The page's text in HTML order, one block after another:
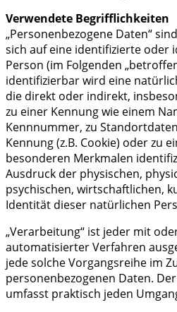
Verwendete Begrifflichkeiten
„Personenbezogene Daten“
sich auf eine identifizierte oder
Person (im Folgenden
identifizierbar wird eine
die direkt oder indirekt,
zu einer Kennung wie einem
Kennnummer, zu
Kennung (z.B. Cookie) oder zu
besonderen Merkmalen
Ausdruck der physischen,
psychischen, wirtschaftlichen,
Identität dieser natürlichen
„Verarbeitung“ ist jeder mit
automatisierter Verfahren
jede solche Vorgangsreihe im
personenbezogenen Daten.
umfasst praktisch jeden